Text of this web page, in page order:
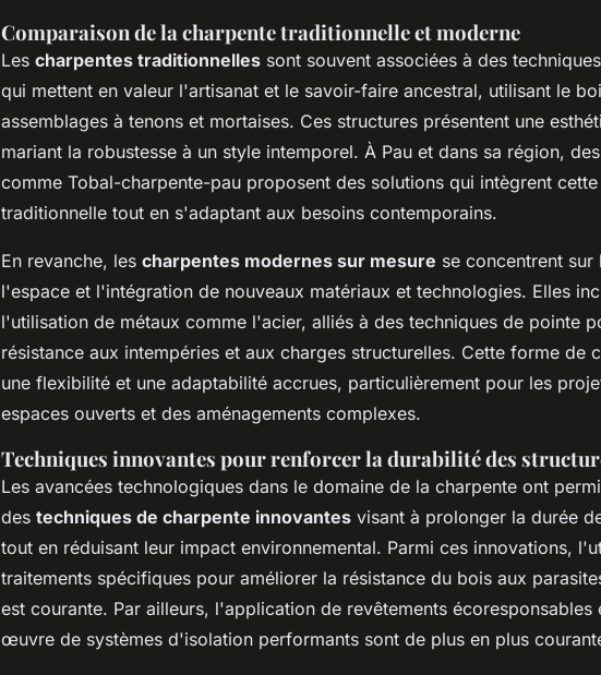
Comparaison de la charpente traditionnelle et moderne
Les charpentes traditionnelles sont souvent associées à des
qui mettent en valeur l'artisanat et le savoir-faire ancestral, utilisant le
assemblages à tenons et mortaises. Ces structures présentent une
mariant la robustesse à un style intemporel. À Pau et dans sa région,
comme Tobal-charpente-pau proposent des solutions qui intègrent
traditionnelle tout en s'adaptant aux besoins contemporains.
En revanche, les charpentes modernes sur mesure se concentrent
l'espace et l'intégration de nouveaux matériaux et technologies. Elles
l'utilisation de métaux comme l'acier, alliés à des techniques de pointe
résistance aux intempéries et aux charges structurelles. Cette forme de
une flexibilité et une adaptabilité accrues, particulièrement pour les
espaces ouverts et des aménagements complexes.
Techniques innovantes pour renforcer la durabilité des
Les avancées technologiques dans le domaine de la charpente ont
des techniques de charpente innovantes visant à prolonger la durée
tout en réduisant leur impact environnemental. Parmi ces innovations,
traitements spécifiques pour améliorer la résistance du bois aux
est courante. Par ailleurs, l'application de revêtements écoresponsables
œuvre de systèmes d'isolation performants sont de plus en plus